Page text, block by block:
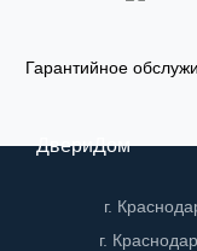
Гарантийное
ДвериДом
г.
г.